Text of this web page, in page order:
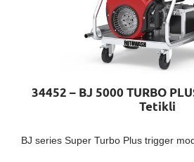
34452 – BJ 5000 TURBO
Tetikli
BJ series Super Turbo Plus trigger